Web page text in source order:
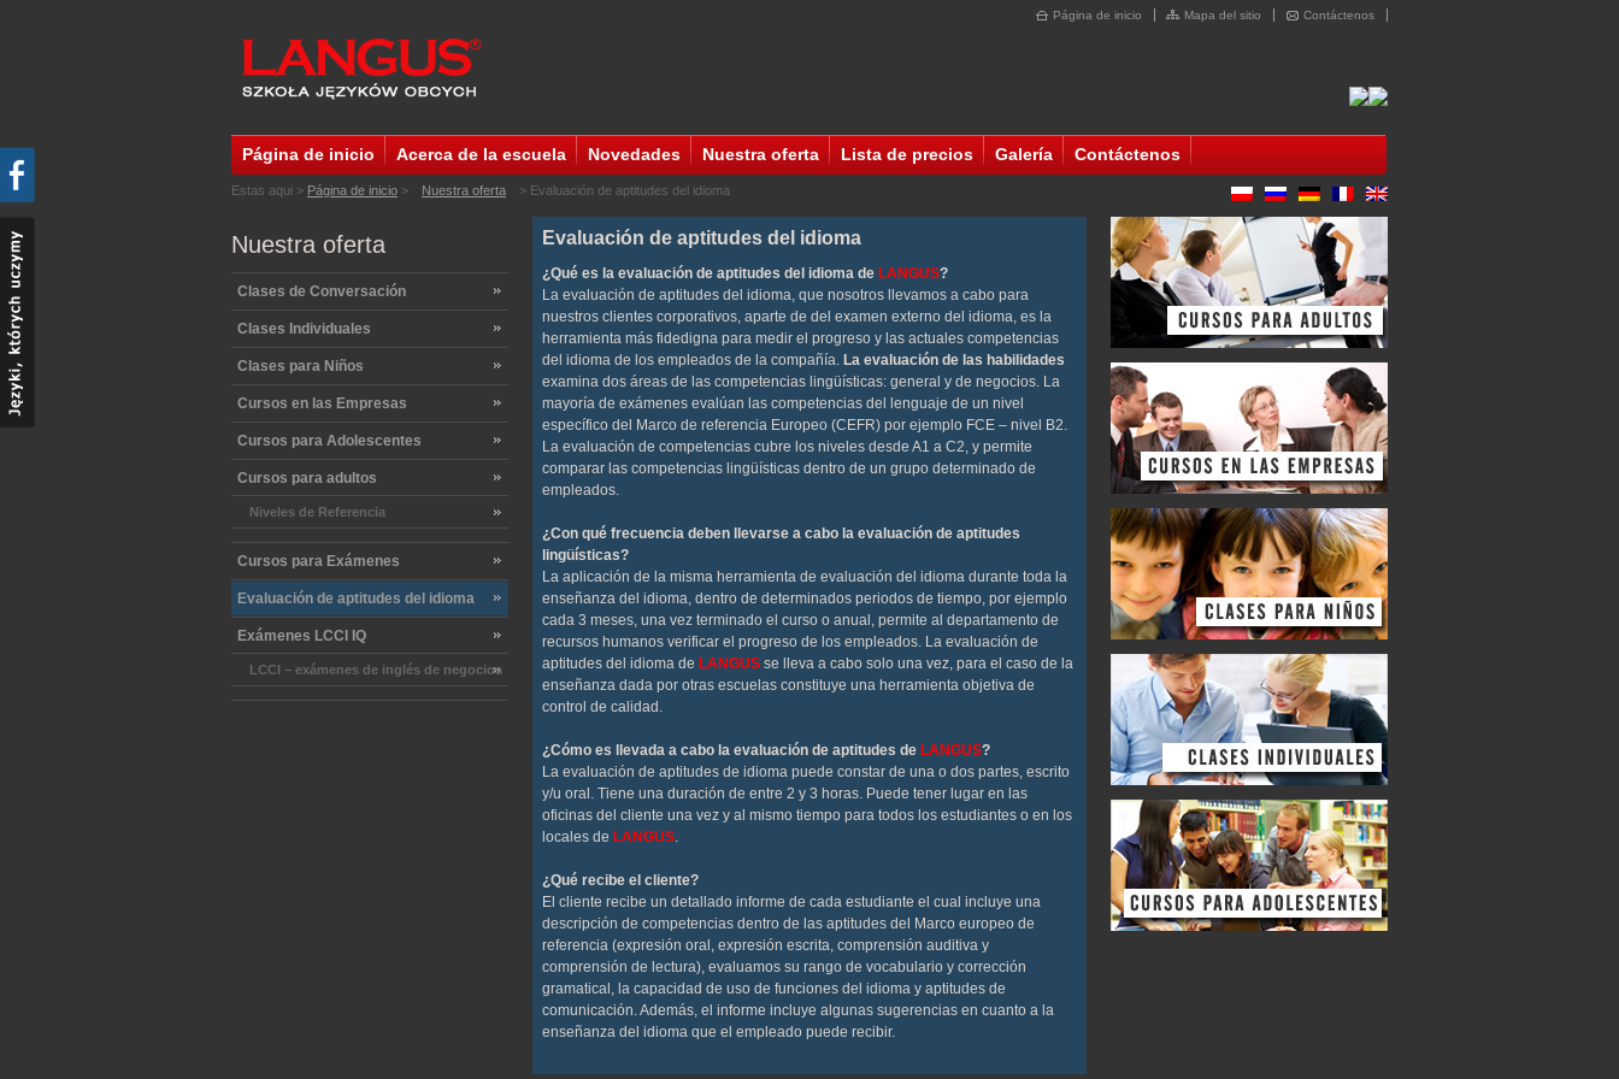
Página de inicio Mapa del sitio Contáctenos
Página de inicio Acerca de la escuela Novedades Nuestra oferta Lista de precios Galería Contáctenos
Estas aqui > Página de inicio > Nuestra oferta > Evaluación de aptitudes del idioma
Nuestra oferta
Clases de Conversación
Clases Individuales
Clases para Niños
Cursos en las Empresas
Cursos para Adolescentes
Cursos para adultos
Niveles de Referencia
Cursos para Exámenes
Evaluación de aptitudes del idioma
Exámenes LCCI IQ
LCCI – exámenes de inglés de negocios
Evaluación de aptitudes del idioma
¿Qué es la evaluación de aptitudes del idioma de LANGUS?
La evaluación de aptitudes del idioma, que nosotros llevamos a cabo para
nuestros clientes corporativos, aparte de del examen externo del idioma, es la
herramienta más fidedigna para medir el progreso y las actuales competencias
del idioma de los empleados de la compañía. La evaluación de las habilidades
examina dos áreas de las competencias lingüísticas: general y de negocios. La
mayoría de exámenes evalúan las competencias del lenguaje de un nivel
específico del Marco de referencia Europeo (CEFR) por ejemplo FCE – nivel B2.
La evaluación de competencias cubre los niveles desde A1 a C2, y permite
comparar las competencias lingüísticas dentro de un grupo determinado de
empleados.
¿Con qué frecuencia deben llevarse a cabo la evaluación de aptitudes
lingüísticas?
La aplicación de la misma herramienta de evaluación del idioma durante toda la
enseñanza del idioma, dentro de determinados periodos de tiempo, por ejemplo
cada 3 meses, una vez terminado el curso o anual, permite al departamento de
recursos humanos verificar el progreso de los empleados. La evaluación de
aptitudes del idioma de LANGUS se lleva a cabo solo una vez, para el caso de la
enseñanza dada por otras escuelas constituye una herramienta objetiva de
control de calidad.
¿Cómo es llevada a cabo la evaluación de aptitudes de LANGUS?
La evaluación de aptitudes de idioma puede constar de una o dos partes, escrito
y/u oral. Tiene una duración de entre 2 y 3 horas. Puede tener lugar en las
oficinas del cliente una vez y al mismo tiempo para todos los estudiantes o en los
locales de LANGUS.
¿Qué recibe el cliente?
El cliente recibe un detallado informe de cada estudiante el cual incluye una
descripción de competencias dentro de las aptitudes del Marco europeo de
referencia (expresión oral, expresión escrita, comprensión auditiva y
comprensión de lectura), evaluamos su rango de vocabulario y corrección
gramatical, la capacidad de uso de funciones del idioma y aptitudes de
comunicación. Además, el informe incluye algunas sugerencias en cuanto a la
enseñanza del idioma que el empleado puede recibir.